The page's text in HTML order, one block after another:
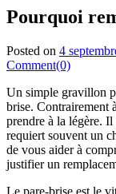
Pourquoi
Posted on 4
Comment(0)
Un simple gravillon
brise. Contrairement
prendre à la légère. Il
requiert souvent un
de vous aider à
justifier un
Le pare-brise est le